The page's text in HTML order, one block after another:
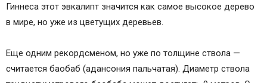
Гиннеса этот эвкалипт значится как самое высокое дерево
в мире, но уже из цветущих деревьев.
Еще одним рекордсменом, но уже по толщине ствола —
считается баобаб (адансония пальчатая). Диаметр ствола